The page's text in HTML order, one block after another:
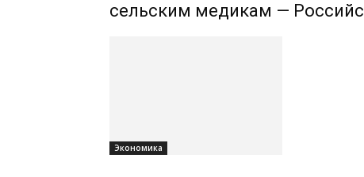
сельским медикам —
Экономика